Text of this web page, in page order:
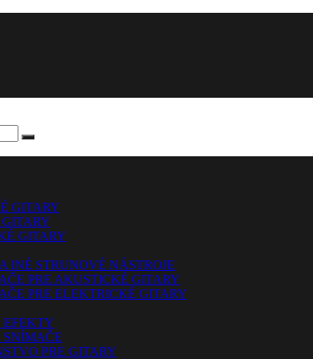
GITARY
GITARY
INÉ STRUNOVÉ NÁSTROJE
PRE AKUSTICKÉ GITARY
PRE ELEKTRICKÉ GITARY
EFEKTY
SNÍMAČE
PRE GITARY